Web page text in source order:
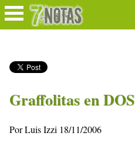
Graffolitas en DOS
Por Luis Izzi 18/11/2006